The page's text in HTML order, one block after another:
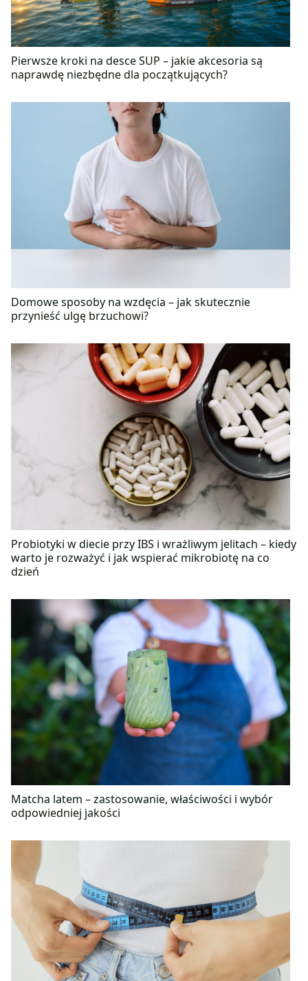
Pierwsze kroki na desce SUP – jakie akcesoria są
naprawdę niezbędne dla początkujących?
Domowe sposoby na wzdęcia – jak skutecznie
przynieść ulgę brzuchowi?
Probiotyki w diecie przy IBS i wrażliwym jelitach – kiedy
warto je rozważyć i jak wspierać mikrobiotę na co
dzień
Matcha latem – zastosowanie, właściwości i wybór
odpowiedniej jakości